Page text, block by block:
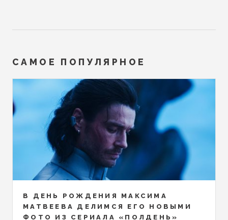
САМОЕ ПОПУЛЯРНОЕ
В ДЕНЬ РОЖДЕНИЯ МАКСИМА
МАТВЕЕВА ДЕЛИМСЯ ЕГО НОВЫМИ
ФОТО ИЗ СЕРИАЛА «ПОЛДЕНЬ»